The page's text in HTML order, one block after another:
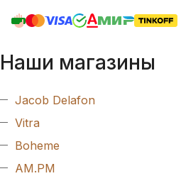
Наши магазины
Jacob Delafon
Vitra
Boheme
AM.PM